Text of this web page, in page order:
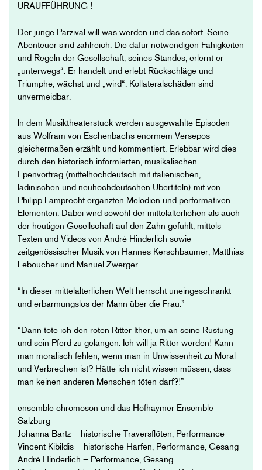
URAUFFÜHRUNG !
Der junge Parzival will was werden und das sofort. Seine
Abenteuer sind zahlreich. Die dafür notwendigen Fähigkeiten
und Regeln der Gesellschaft, seines Standes, erlernt er
„unterwegs“. Er handelt und erlebt Rückschläge und
Triumphe, wächst und „wird“. Kollateralschäden sind
unvermeidbar.
In dem Musiktheaterstück werden ausgewählte Episoden
aus Wolfram von Eschenbachs enormem Versepos
gleichermaßen erzählt und kommentiert. Erlebbar wird dies
durch den historisch informierten, musikalischen
Epenvortrag (mittelhochdeutsch mit italienischen,
ladinischen und neuhochdeutschen Übertiteln) mit von
Philipp Lamprecht ergänzten Melodien und performativen
Elementen. Dabei wird sowohl der mittelalterlichen als auch
der heutigen Gesellschaft auf den Zahn gefühlt, mittels
Texten und Videos von André Hinderlich sowie
zeitgenössischer Musik von Hannes Kerschbaumer, Matthias
Leboucher und Manuel Zwerger.
“In dieser mittelalterlichen Welt herrscht uneingeschränkt
und erbarmungslos der Mann über die Frau.”
“Dann töte ich den roten Ritter Ither, um an seine Rüstung
und sein Pferd zu gelangen. Ich will ja Ritter werden! Kann
man moralisch fehlen, wenn man in Unwissenheit zu Moral
und Verbrechen ist? Hätte ich nicht wissen müssen, dass
man keinen anderen Menschen töten darf?!”
ensemble chromoson und das Hofhaymer Ensemble
Salzburg
Johanna Bartz – historische Traversflöten, Performance
Vincent Kibildis – historische Harfen, Performance, Gesang
André Hinderlich – Performance, Gesang